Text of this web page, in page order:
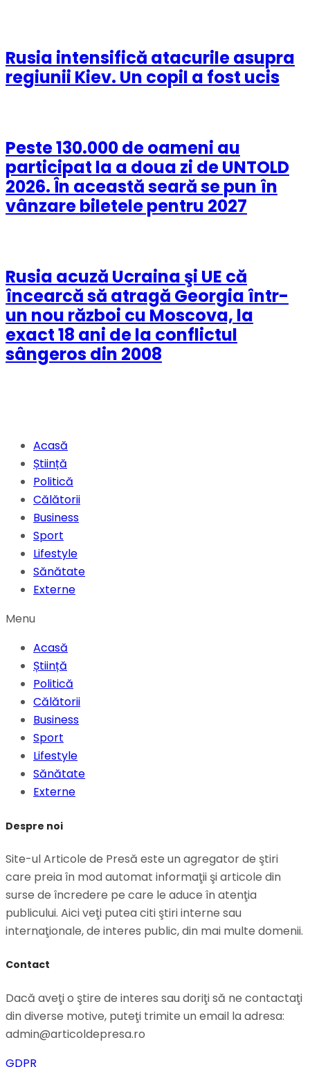
Rusia intensifică atacurile asupra
regiunii Kiev. Un copil a fost ucis
Peste 130.000 de oameni au
participat la a doua zi de UNTOLD
2026. În această seară se pun în
vânzare biletele pentru 2027
Rusia acuză Ucraina şi UE că
încearcă să atragă Georgia într-
un nou război cu Moscova, la
exact 18 ani de la conflictul
sângeros din 2008
Acasă
Știință
Politică
Călătorii
Business
Sport
Lifestyle
Sănătate
Externe
Menu
Acasă
Știință
Politică
Călătorii
Business
Sport
Lifestyle
Sănătate
Externe
Despre noi
Site-ul Articole de Presă este un agregator de ştiri
care preia în mod automat informaţii şi articole din
surse de încredere pe care le aduce în atenţia
publicului. Aici veţi putea citi ştiri interne sau
internaţionale, de interes public, din mai multe domenii.
Contact
Dacă aveţi o ştire de interes sau doriţi să ne contactaţi
din diverse motive, puteţi trimite un email la adresa:
admin@articoldepresa.ro
GDPR